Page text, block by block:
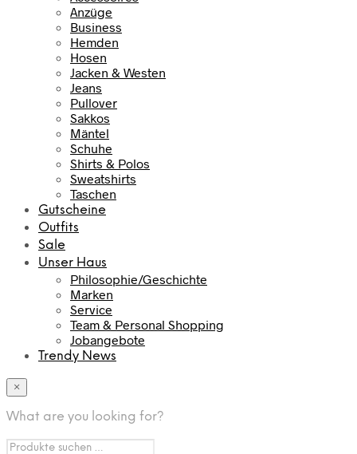
Anzüge
Business
Hemden
Hosen
Jacken & Westen
Jeans
Pullover
Sakkos
Mäntel
Schuhe
Shirts & Polos
Sweatshirts
Taschen
Gutscheine
Outfits
Sale
Unser Haus
Philosophie/Geschichte
Marken
Service
Team & Personal Shopping
Jobangebote
Trendy News
×
What are you looking for?